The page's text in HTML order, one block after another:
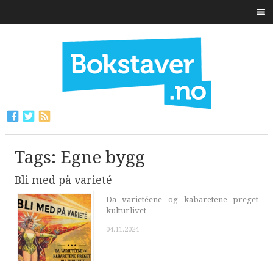
Tags: Egne bygg
Bli med på varieté
Da varietéene og kabaretene preget
kulturlivet
04.11.2024